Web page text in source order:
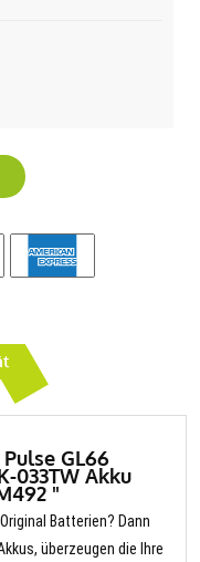
GL66
033TW Akku
"
Batterien? Dann
überzeugen die Ihre